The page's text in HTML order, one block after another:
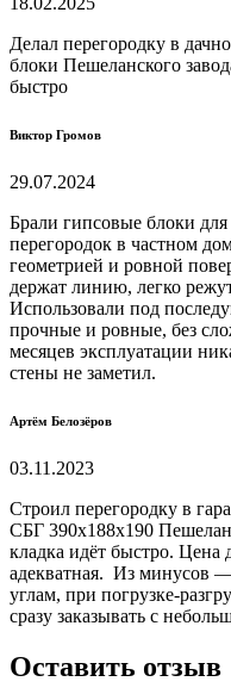
Делал перегородку в
блоки Пешеланского
быстро
Виктор Громов
29.07.2024
Брали гипсовые блоки
перегородок в частном
геометрией и ровной
держат линию, легко
Использовали под
прочные и ровные, без
месяцев эксплуатации
стены не заметил.
Артём Белозёров
03.11.2023
Строил перегородку в
СБГ 390х188х190
кладка идёт быстро. Цена
адекватная. Из минусов
углам, при погрузке-
сразу заказывать с
Оставить отзыв